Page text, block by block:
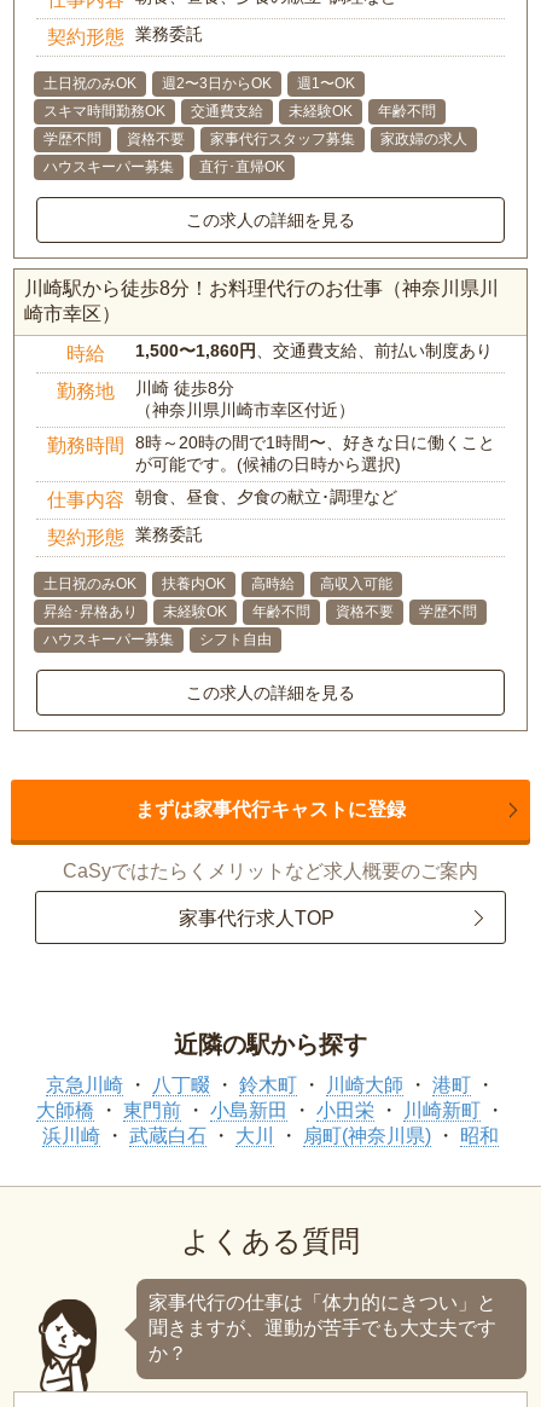
契約形態 業務委託
土日祝のみOK 週2〜3日からOK
週1〜OK
スキマ時間勤務OK
交通費支給 未経験OK
年齢不問
学歴不問
資格不要 家事代行スタッフ募集
家政婦の求人
ハウスキーパー募集
直行･直帰OK
この求人の詳細を見る
川崎駅から徒歩8分！お料理代行のお仕事（神奈川県川
崎市幸区）
時給 1,500〜1,860円 、交通費支給、前払い制度あり
勤務地
川崎 徒歩8分
（神奈川県川崎市幸区付近）
勤務時間
8時～20時の間で1時間〜、好きな日に働くこと
が可能です。(候補の日時から選択)
仕事内容 朝食、昼食、夕食の献立･調理など
契約形態 業務委託
土日祝のみOK 扶養内OK 高時給
高収入可能
昇給･昇格あり
未経験OK 年齢不問 資格不要
学歴不問
ハウスキーパー募集
シフト自由
この求人の詳細を見る
まずは家事代行キャストに登録
CaSyではたらくメリットなど求人概要のご案内
家事代行求人TOP
近隣の駅から探す
京急川崎 八丁畷 鈴木町 川崎大師
港町
大師橋
東門前 小島新田 小田栄
川崎新町
浜川崎
武蔵白石 大川 扇町(神奈川県) 昭和
よくある質問
家事代行の仕事は「体力的にきつい」と
聞きますが、運動が苦手でも大丈夫です
か？